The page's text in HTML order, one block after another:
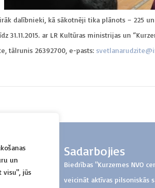
un
visu", jūs
dalībnieki, kā sākotnēji tika plānots – 225
31.11.2015. ar LR Kultūras ministrijas un
tālrunis 26392700, e-pasts:
Sadarbojies
Biedrības "Kurzemes NVO
veicināt aktīvas pilsoniskās